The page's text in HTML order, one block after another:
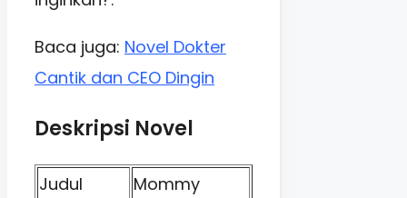
Baca juga: Novel Dokter
Cantik dan CEO Dingin
Deskripsi Novel
Judul
Mommy